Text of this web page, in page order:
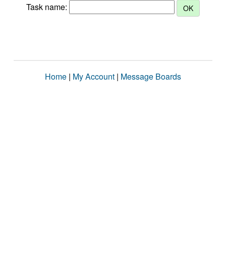
Task name:
Home | My Account | Message Boards